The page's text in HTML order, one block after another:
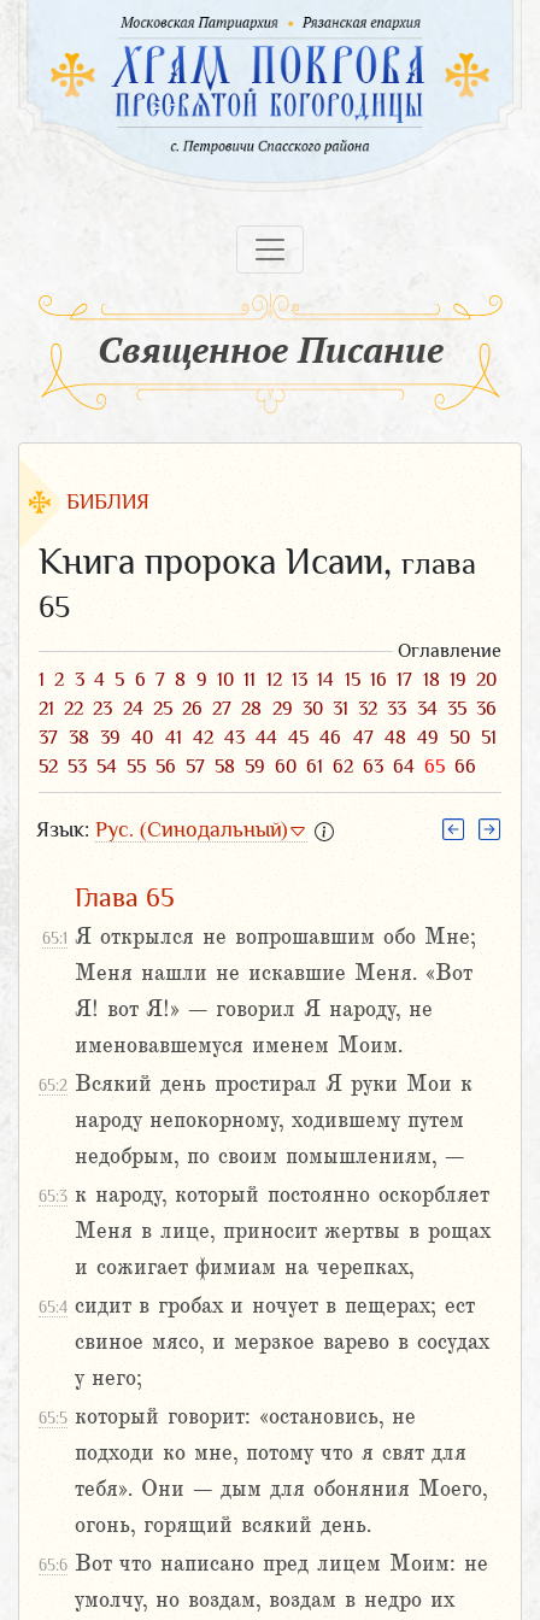
Священное Писание
БИБЛИЯ
Книга пророка Исаии, глава
65
Оглавление
1 2 3 4 5 6 7 8 9 10 11 12 13 14 15 16 17 18 19 20
21 22 23 24 25 26 27 28 29 30 31 32 33 34 35 36
37 38 39 40 41 42 43 44 45 46 47 48 49 50 51
52 53 54 55 56 57 58 59 60 61 62 63 64 65 66
Язык: Рус. (Синодальный)
Глава 65
65:1 Я открылся не вопрошавшим обо Мне;
Меня нашли не искавшие Меня. «Вот
Я! вот Я!» – говорил Я народу, не
именовавшемуся именем Моим.
65:2 Всякий день простирал Я руки Мои к
народу непокорному, ходившему путем
недобрым, по своим помышлениям, –
65:3 к народу, который постоянно оскорбляет
Меня в лице, приносит жертвы в рощах
и сожигает фимиам на черепках,
65:4 сидит в гробах и ночует в пещерах; ест
свиное мясо, и мерзкое варево в сосудах
у него;
65:5 который говорит: «остановись, не
подходи ко мне, потому что я свят для
тебя». Они – дым для обоняния Моего,
огонь, горящий всякий день.
65:6 Вот что написано пред лицем Моим: не
умолчу, но воздам, воздам в недро их